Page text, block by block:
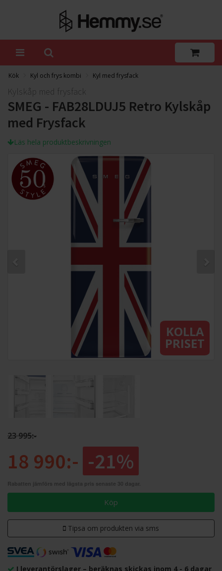
Kök Kyl och frys kombi Kyl med frysfack
Kylskåp med frysfack
SMEG - FAB28LDUJ5 Retro Kylskåp
med Frysfack
Läs hela produktbeskrivningen
KOLLA
PRISET
23 995:-
18 990:- -21%
Köp
Tipsa om produkten via sms
I leverantörslager – beräknas skickas inom 4 - 6 dagar